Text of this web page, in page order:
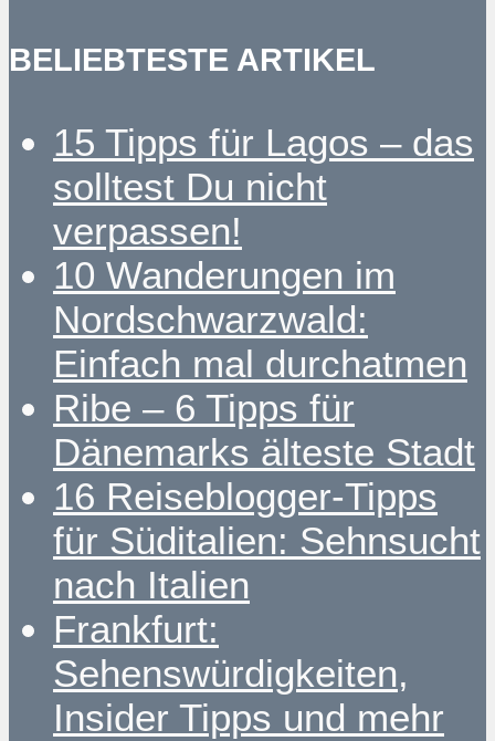
BELIEBTESTE ARTIKEL
15 Tipps für Lagos – das
solltest Du nicht
verpassen!
10 Wanderungen im
Nordschwarzwald:
Einfach mal durchatmen
Ribe – 6 Tipps für
Dänemarks älteste Stadt
16 Reiseblogger-Tipps
für Süditalien: Sehnsucht
nach Italien
Frankfurt:
Sehenswürdigkeiten,
Insider Tipps und mehr